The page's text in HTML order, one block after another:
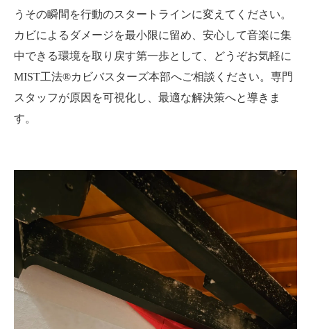
うその瞬間を行動のスタートラインに変えてください。
カビによるダメージを最小限に留め、安心して音楽に集
中できる環境を取り戻す第一歩として、どうぞお気軽に
MIST工法®カビバスターズ本部へご相談ください。専門
スタッフが原因を可視化し、最適な解決策へと導きま
す。